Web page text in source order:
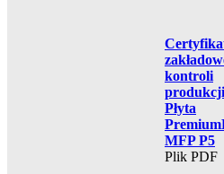
kontroli
Płyta
MFP P5
Plik PDF